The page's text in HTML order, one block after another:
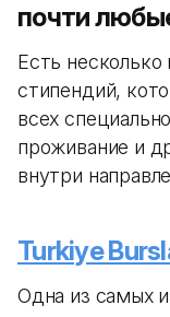
почти
Есть
стипендий,
всех
проживание и
внутри
Turkiye
Одна из самых